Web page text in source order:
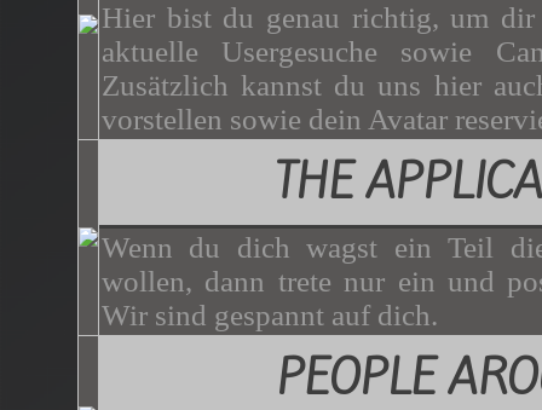
Hier bist du genau richtig, um
aktuelle Usergesuche sowie
Zusätzlich kannst du uns hier
vorstellen sowie dein Avatar
THE
Wenn du dich wagst ein Teil
wollen, dann trete nur ein und
Wir sind gespannt auf dich.
PEOPLE